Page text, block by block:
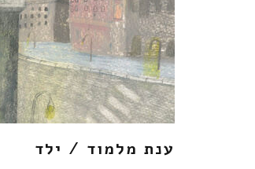
ענת מלמוד / ילד